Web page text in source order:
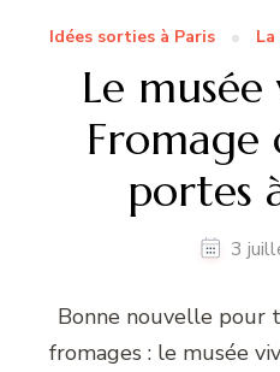
Idées sorties à Paris
Le
Fromage
portes
3
Bonne nouvelle pour
fromages : le musée